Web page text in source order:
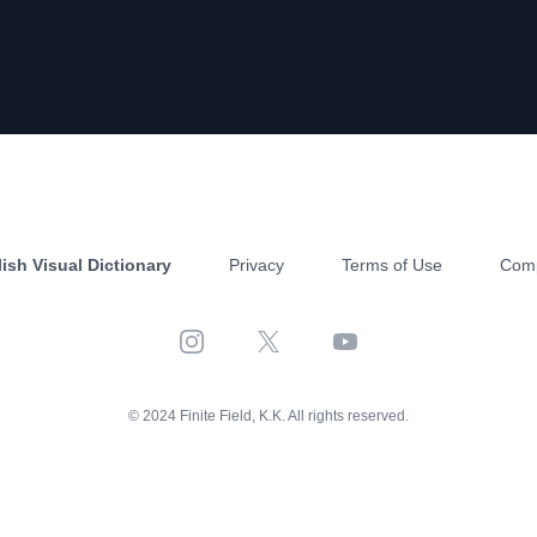
Visual Dictionary Privacy Terms of Use
Instagram X YouTube
© 2024 Finite Field, K.K. All rights reserved.